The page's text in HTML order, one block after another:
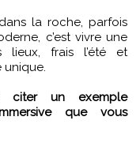
la roche, parfois
c’est vivre une
lieux, frais l’été et
unique.
citer un exemple
que vous